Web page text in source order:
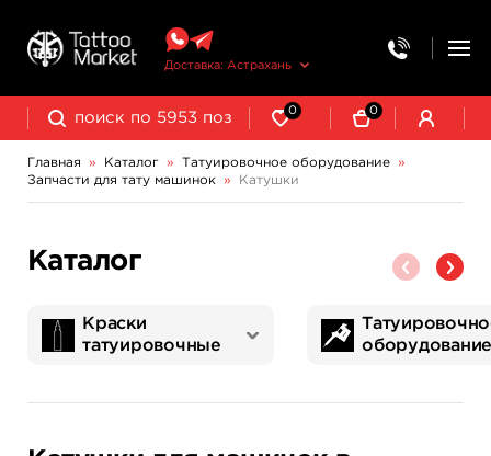
Доставка: Астрахань
0 0
Главная » Каталог » Татуировочное оборудование
»
Запчасти для тату машинок
» Катушки
Каталог
Краски
татуировочные